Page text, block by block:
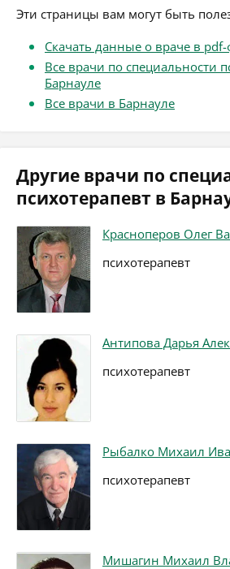
Эти страницы вам могут быть
Скачать данные о враче в
Все врачи по специальности
Барнауле
Все врачи в Барнауле
Другие врачи по
психотерапевт в
Красноперов Олег
психотерапевт
Антипова Дарья
психотерапевт
Рыбалко Михаил
психотерапевт
Мишагин Михаил